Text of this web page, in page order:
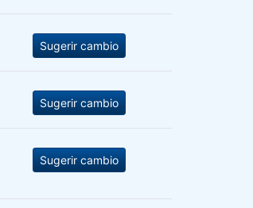
Sugerir cambio
Sugerir cambio
Sugerir cambio